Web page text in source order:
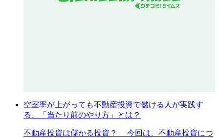
空室率が上がっても不動産投資で儲ける人が実践す
る、「当たり前のやり方」とは？
不動産投資は儲かる投資？ 今回は、不動産投資につ